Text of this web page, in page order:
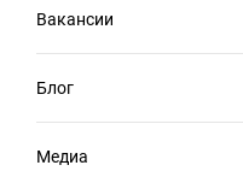
Вакансии
Блог
Медиа